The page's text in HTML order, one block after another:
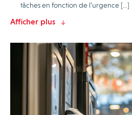
tâches en fonction de l’urgence […]
Afficher plus